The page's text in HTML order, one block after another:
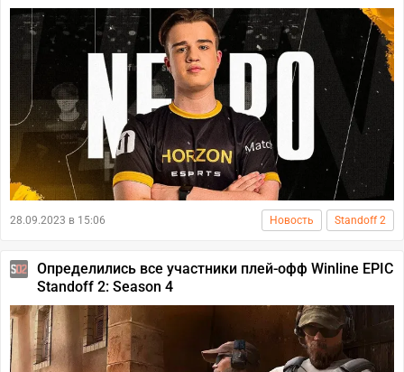
28.09.2023 в 15:06 Новость Standoff 2
Определились все участники плей-офф Winline EPIC
Standoff 2: Season 4